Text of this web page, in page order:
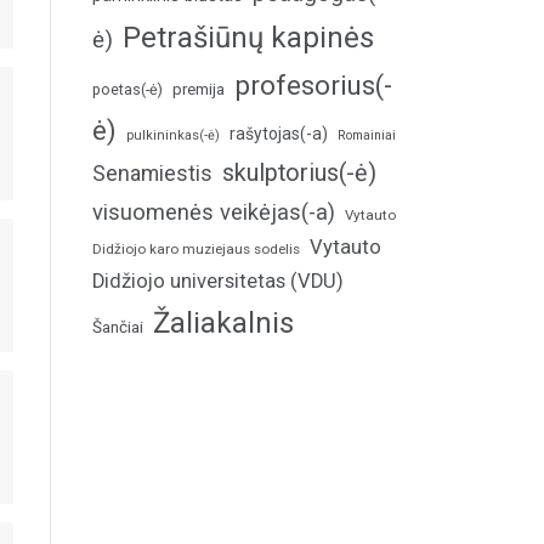
ė) Petrašiūnų kapinės
poetas(-ė) premija
profesorius(-
ė)
pulkininkas(-ė) rašytojas(-a) Romainiai
Senamiestis skulptorius(-ė)
visuomenės veikėjas(-a)
Vytauto
Didžiojo karo muziejaus sodelis Vytauto
Didžiojo universitetas (VDU)
Šančiai Žaliakalnis